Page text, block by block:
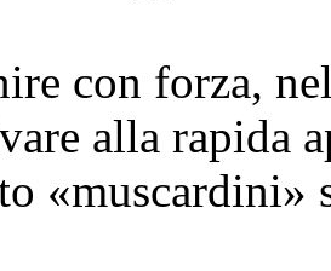
con forza,
alla rapida
«muscardini»